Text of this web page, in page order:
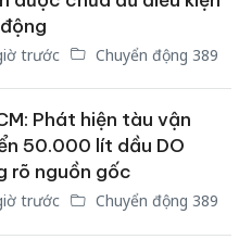
trước Chuyển động 389
Phát hiện tàu vận
50.000 lít dầu DO
rõ nguồn gốc
trước Chuyển động 389